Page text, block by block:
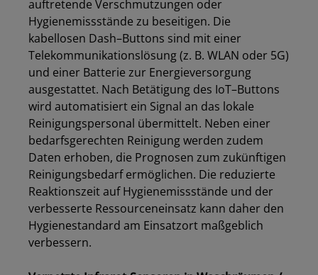
auftretende Verschmutzungen oder
Hygienemissstände zu beseitigen. Die
kabellosen Dash–Buttons sind mit einer
Telekommunikationslösung (z. B. WLAN oder 5G)
und einer Batterie zur Energieversorgung
ausgestattet. Nach Betätigung des IoT–Buttons
wird automatisiert ein Signal an das lokale
Reinigungspersonal übermittelt. Neben einer
bedarfsgerechten Reinigungwerden zudem
Daten erhoben, die Prognosen zum zukünftigen
Reinigungsbedarf ermöglichen. Die reduzierte
Reaktionszeit auf Hygienemissstände und der
verbesserte Ressourceneinsatz kann daher den
Hygienestandard am Einsatzort maßgeblich
verbessern.